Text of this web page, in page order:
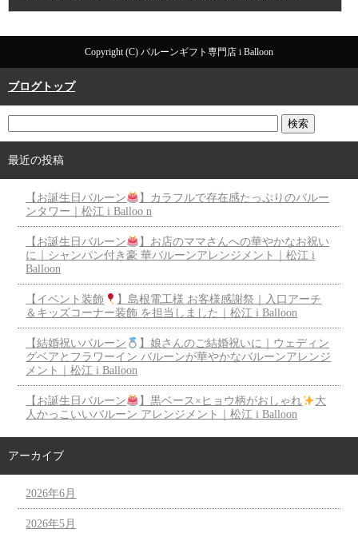
Copyright (C) バルーンギフト専門店 i Balloon
ブログトップ
最近の投稿
【お誕生日バルーン
】カラフルで存在感たっぷりのバルー
ンタワー｜松江 i Balloo n
【お誕生日バルーン
】お店のママさんへの華やかなお祝い
に｜シャンパン付き豪 華バルーンアレンジメント｜松江 i
Balloon
【イベント装飾
】島根電工様 お客様感謝祭｜入口アーチ
＆キッズコーナー装飾 を担当しました｜松江 i Balloon
【結婚祝いバルーン
】娘さんのご結婚祝いに｜ウェディン
グベアとフラワーイン バルーンが華やかなバルーンアレンジ
メント｜松江 i Balloon
【お誕生日バルーン 】黒ベース×ヒョウ柄がおしゃれ
大
人かっこいいバルーン アレンジメント｜松江 i Balloon
アーカイブ
2026年6月
2026年5月